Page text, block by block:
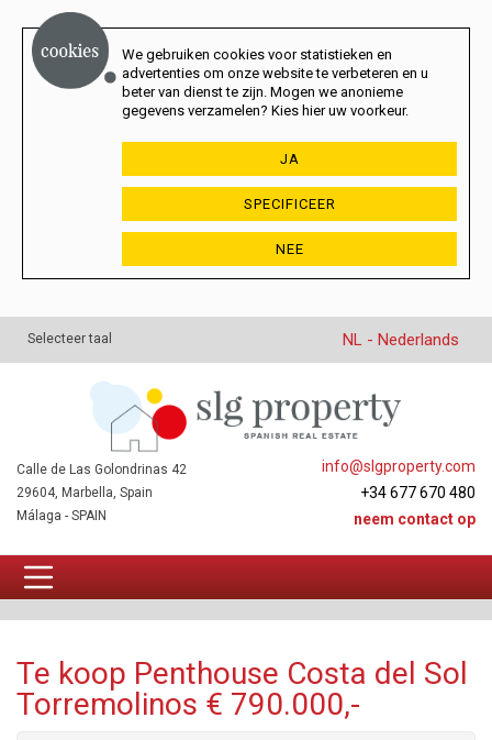
We gebruiken cookies voor statistieken en
advertenties om onze website te verbeteren en u
beter van dienst te zijn. Mogen we anonieme
gegevens verzamelen? Kies hier uw voorkeur.
JA
SPECIFICEER
NEE
Selecteer taal NL - Nederlands
info@slgproperty.com
+34 677 670 480
neem contact op
Calle de Las Golondrinas 42
29604, Marbella, Spain
Málaga - SPAIN
Te koop Penthouse Costa del Sol
Torremolinos € 790.000,-